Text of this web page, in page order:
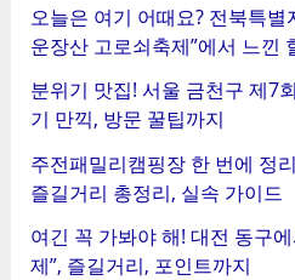
오늘은 여기 어때요? 전북특별
운장산 고로쇠축제”에서 느낀
분위기 맛집! 서울 금천구 제7
기 만끽, 방문 꿀팁까지
주전패밀리캠핑장 한 번에 정
즐길거리 총정리, 실속 가이드
여긴 꼭 가봐야 해! 대전 동구
제”, 즐길거리, 포인트까지